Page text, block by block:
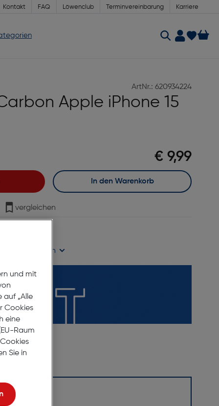
Kontakt FAQ Löwenclub Terminvereinbarung Karriere
ArtNr.: 620934224
Apple iPhone 15
€ 9,99
In den Warenkorb
vergleichen
prüfen
und mit
auf „Alle
Cookies
eine
Raum
Sie in